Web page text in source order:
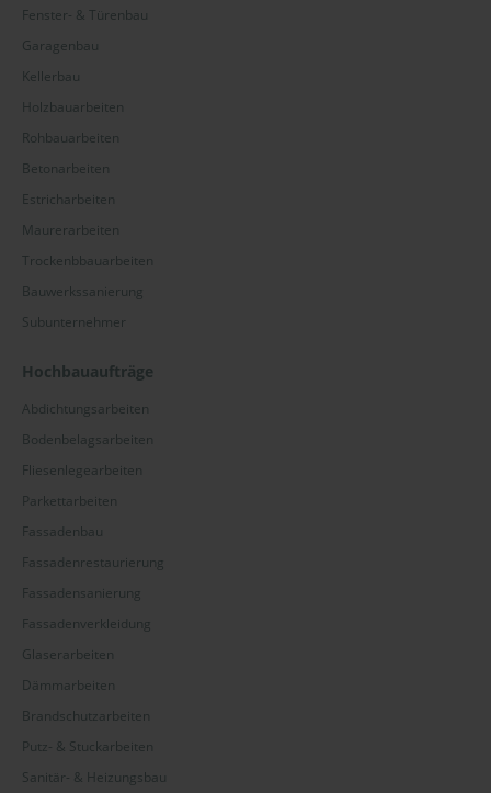
Fenster- & Türenbau
Garagenbau
Kellerbau
Holzbauarbeiten
Rohbauarbeiten
Betonarbeiten
Estricharbeiten
Maurerarbeiten
Trockenbbauarbeiten
Bauwerkssanierung
Subunternehmer
Hochbauaufträge
Abdichtungsarbeiten
Bodenbelagsarbeiten
Fliesenlegearbeiten
Parkettarbeiten
Fassadenbau
Fassadenrestaurierung
Fassadensanierung
Fassadenverkleidung
Glaserarbeiten
Dämmarbeiten
Brandschutzarbeiten
Putz- & Stuckarbeiten
Sanitär- & Heizungsbau